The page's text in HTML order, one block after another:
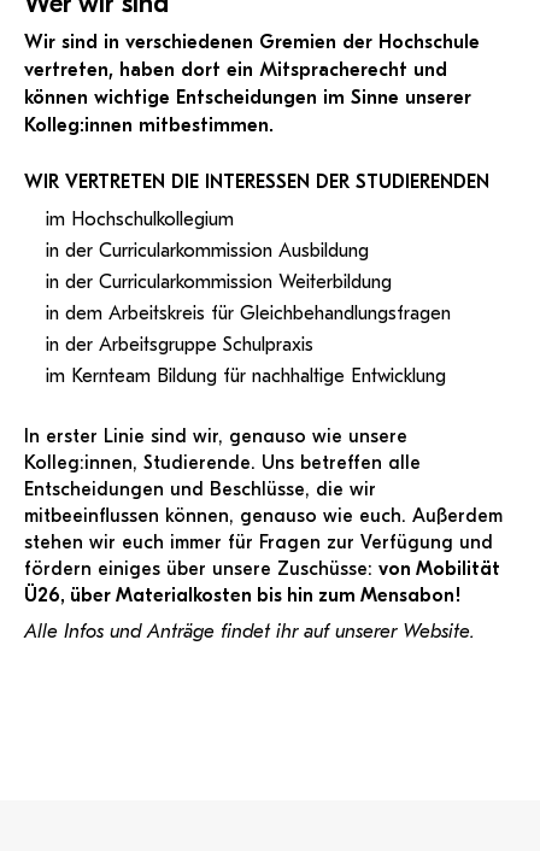
Wir sind in verschiedenen Gremien der Hochschule
vertreten, haben dort ein Mitspracherecht und
können wichtige Entscheidungen im Sinne unserer
Kolleg:innen mitbestimmen.
WIR VERTRETEN DIE INTERESSEN DER STUDIERENDEN
im Hochschulkollegium
in der Curricularkommission Ausbildung
in der Curricularkommission Weiterbildung
in dem Arbeitskreis für Gleichbehandlungsfragen
in der Arbeitsgruppe Schulpraxis
im Kernteam Bildung für nachhaltige Entwicklung
In erster Linie sind wir, genauso wie unsere
Kolleg:innen, Studierende. Uns betreffen alle
Entscheidungen und Beschlüsse, die wir
mitbeeinflussen können, genauso wie euch. Außerdem
stehen wir euch immer für Fragen zur Verfügung und
fördern einiges über unsere Zuschüsse: von Mobilität
Ü26, über Materialkosten bis hin zum Mensabon!
Alle Infos und Anträge findet ihr auf unserer Website.
Studienvertretung Primarstufe
stv.primar@ph-tirol.ac.at
Studienvertretung Sekundarstufe
stv.sekundar@ph-tirol.ac.at
Referat für Sozialpolitik
sozial.hv@ph-tirol.ac.at
pr.hv@ph-tirol.ac.at
org.hv@ph-tirol.ac.at
Internationales und Erasmus
Nachhaltigkeit und Diversität
NuD.hv@ph-tirol.ac.at
recherchierte Kurzvideos und
Dokumentationen in
öffentlich-rechtlicher Qualität.
Support
wissenschaftlichen Arbeiten
Anleitung
Antragsformular
Konto
sicheren Versand großer
Dateien.
ServiceWeb
BA/MA Anträge,
Forschungsanträge, Formulare,
…
Support-Webadmin
Hilfe & Support
die persönliche Mailadresse, sondern über den oben
angegebenen Hilfebutton.
Ideen und Verbesserungen Campus
Login Webredaktion